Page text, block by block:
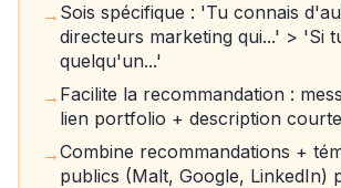
→ Sois spécifique : 'Tu connais
directeurs marketing qui...' > 'Si
quelqu'un...'
→ Facilite la recommandation :
lien portfolio + description courte
→Combine recommandations +
publics (Malt, Google, LinkedIn)